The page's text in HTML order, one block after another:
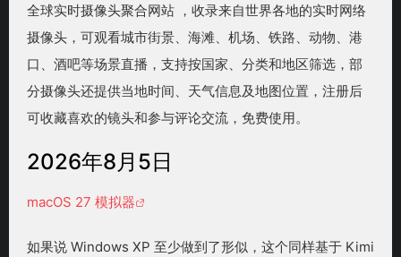
全球实时摄像头聚合网站 ，收录来自世界各地的实时网络
摄像头，可观看城市街景、海滩、机场、铁路、动物、港
口、酒吧等场景直播，支持按国家、分类和地区筛选，部
分摄像头还提供当地时间、天气信息及地图位置，注册后
可收藏喜欢的镜头和参与评论交流，免费使用。
2026年8月5日
macOS 27 模拟器
如果说 Windows XP 至少做到了形似，这个同样基于 Kimi